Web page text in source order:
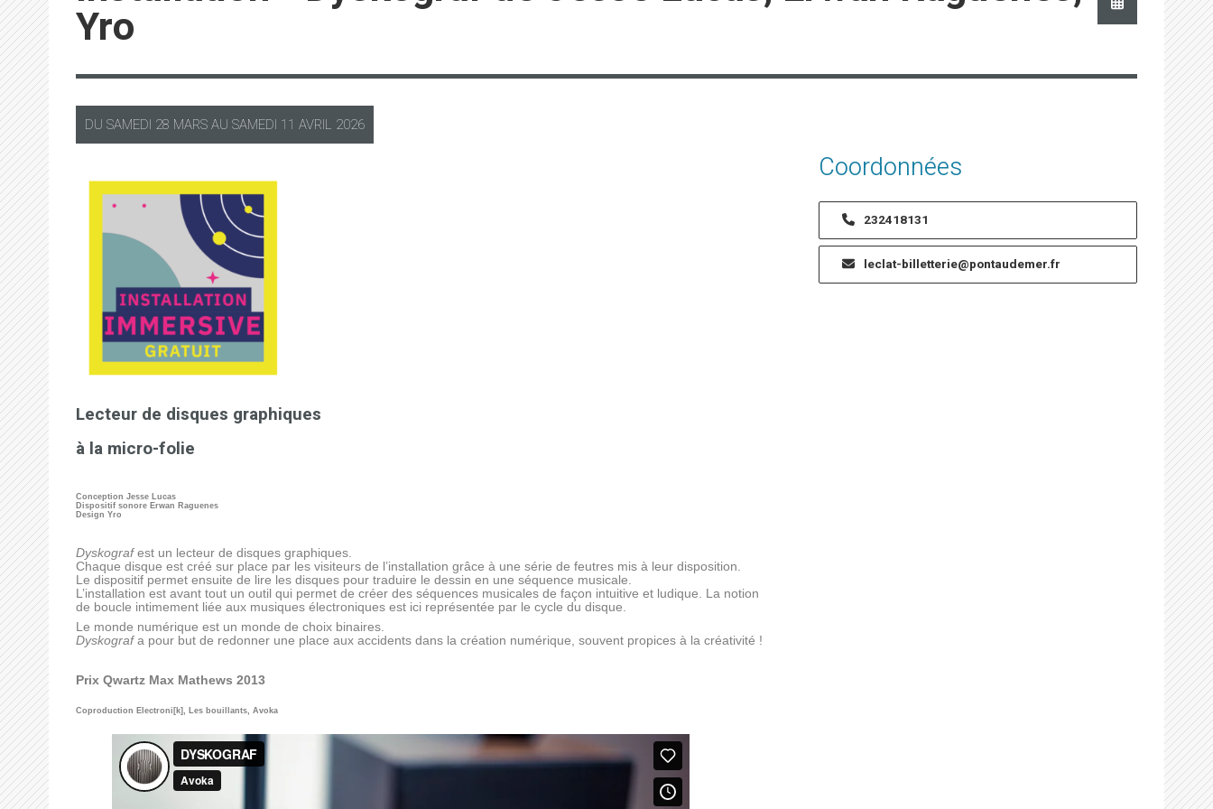
Yro
DU SAMEDI 28 MARS AU SAMEDI 11 AVRIL 2026
Lecteur de disques graphiques
à la micro-folie
Conception Jesse Lucas
Dispositif sonore Erwan Raguenes
Design Yro
Dyskografest un lecteur de disques graphiques.
Chaque disque est créé sur place par les visiteurs de l’installation grâce à une série de feutres mis à leur disposition.
Le dispositif permet ensuite de lire les disques pour traduire le dessin en une séquence musicale.
L’installation est avant tout un outil qui permet de créer des séquences musicales de façon intuitive et ludique. La notion
de boucle intimement liée aux musiques électroniques est ici représentée par le cycle du disque.
Le monde numérique est un monde de choix binaires.
Dyskografa pour but de redonner une place aux accidents dans la création numérique, souvent propices à la créativité !
Prix Qwartz Max Mathews 2013
Coproduction Electroni[k], Les bouillants, Avoka
Coordonnées
232418131
leclat-billetterie@pontaudemer.fr